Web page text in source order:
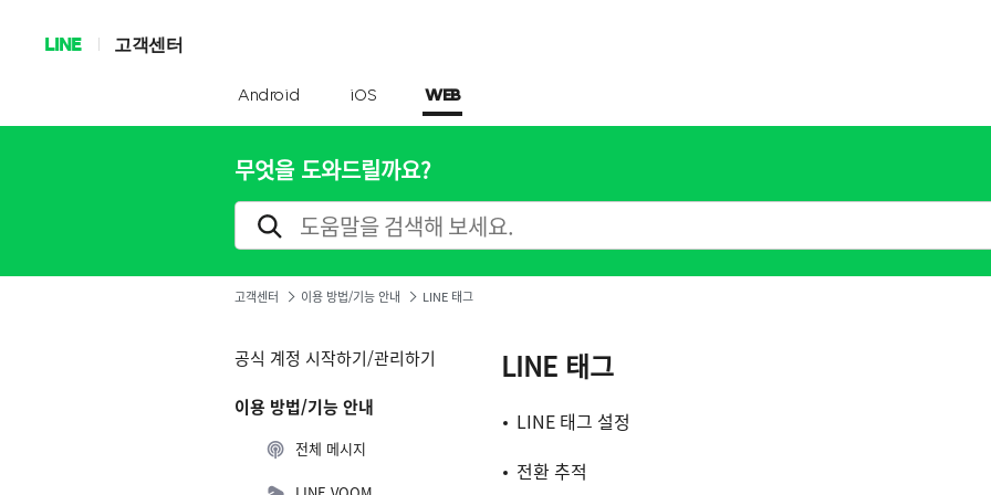
LINE 고객센터
Android iOS WEB
무엇을 도와드릴까요?
고객센터 이용 방법/기능 안내 LINE 태그
공식 계정 시작하기/관리하기
이용 방법/기능 안내
전체 메시지
LINE 태그
LINE 태그 설정
전환 추적